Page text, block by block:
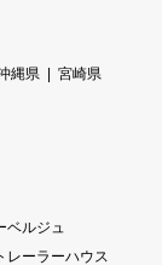
縄県
宮崎県
ベルジュ
レーラーハウス